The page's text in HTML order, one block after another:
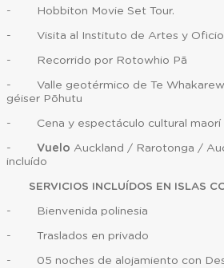
- Hobbiton Movie Set Tour.
- Visita al Instituto de Artes y Oficios
- Recorrido por Rotowhio Pā
- Valle geotérmico de Te
géiser Pōhutu
- Cena y espectáculo cultural maorí
- Vuelo Auckland / Rarotonga /
incluído
SERVICIOS INCLUÍDOS EN ISLAS
- Bienvenida polinesia
- Traslados en privado
- 05 noches de alojamiento con